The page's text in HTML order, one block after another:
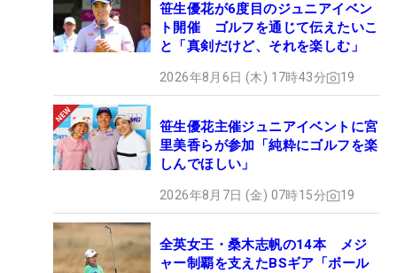
笹生優花が6度目のジュニアイベン
ト開催 ゴルフを通じて伝えたいこ
と「真剣だけど、それを楽しむ」
2026年8月6日 (木) 17時43分 19
笹生優花主催ジュニアイベントに宮
里美香らが参加「純粋にゴルフを楽
しんでほしい」
2026年8月7日 (金) 07時15分 19
全英女王・桑木志帆の14本 メジ
ャー制覇を支えたBSギア「ボール